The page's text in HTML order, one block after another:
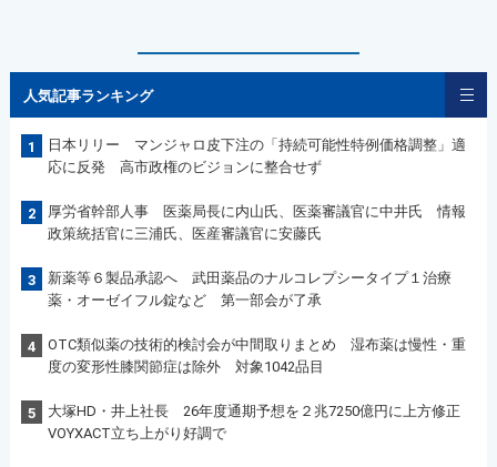
人気記事ランキング
1
日本リリー マンジャロ皮下注の「持続可能性特例価格調整」適
応に反発 高市政権のビジョンに整合せず
2
厚労省幹部人事 医薬局長に内山氏、医薬審議官に中井氏 情報
政策統括官に三浦氏、医産審議官に安藤氏
3
新薬等６製品承認へ 武田薬品のナルコレプシータイプ１治療
薬・オーゼイフル錠など 第一部会が了承
4
OTC類似薬の技術的検討会が中間取りまとめ 湿布薬は慢性・重
度の変形性膝関節症は除外 対象1042品目
5
大塚HD・井上社長 26年度通期予想を２兆7250億円に上方修正
VOYXACT立ち上がり好調で